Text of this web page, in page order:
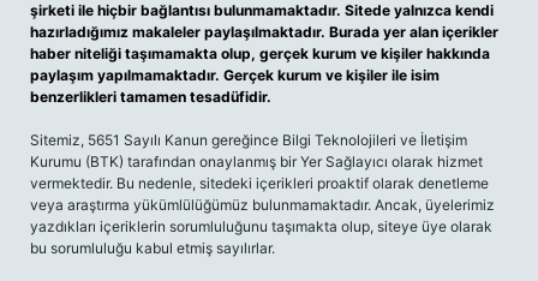
şirketi ile hiçbir bağlantısı bulunmamaktadır. Sitede yalnızca kendi
hazırladığımız makaleler paylaşılmaktadır. Burada yer alan içerikler
haber niteliği taşımamakta olup, gerçek kurum ve kişiler hakkında
paylaşım yapılmamaktadır. Gerçek kurum ve kişiler ile isim
benzerlikleri tamamen tesadüfidir.
Sitemiz, 5651 Sayılı Kanun gereğince Bilgi Teknolojileri ve İletişim
Kurumu (BTK) tarafından onaylanmış bir Yer Sağlayıcı olarak hizmet
vermektedir. Bu nedenle, sitedeki içerikleri proaktif olarak denetleme
veya araştırma yükümlülüğümüz bulunmamaktadır. Ancak, üyelerimiz
yazdıkları içeriklerin sorumluluğunu taşımakta olup, siteye üye olarak
bu sorumluluğu kabul etmiş sayılırlar.